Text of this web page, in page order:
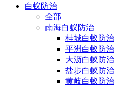
白蚁防治
全部
南海白蚁防治
桂城白蚁防治
平洲白蚁防治
大沥白蚁防治
盐步白蚁防治
黄岐白蚁防治